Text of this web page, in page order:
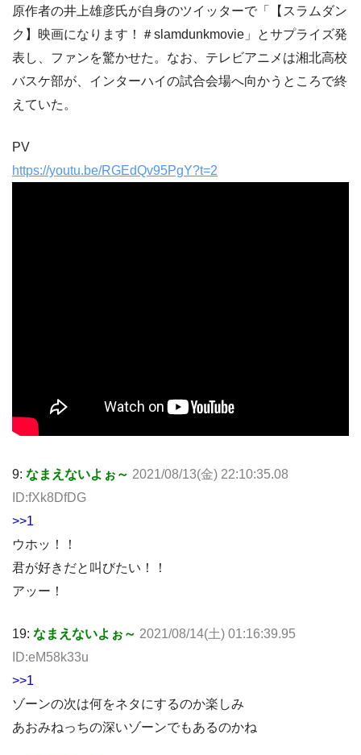
原作者の井上雄彦氏が自身のツイッターで「【スラムダン
ク】映画になります！＃slamdunkmovie」とサプライズ発
表し、ファンを驚かせた。なお、テレビアニメは湘北高校
バスケ部が、インターハイの試合会場へ向かうところで終
えていた。
PV
https://youtu.be/RGEdQv95PgY?t=2
9: なまえないよぉ～ 2021/08/13(金) 22:10:35.08
ID:fXk8DfDG
>>1
ウホッ！！
君が好きだと叫びたい！！
アッー！
19: なまえないよぉ～ 2021/08/14(土) 01:16:39.95
ID:eM58k33u
>>1
ゾーンの次は何をネタにするのか楽しみ
あおみねっちの深いゾーンでもあるのかね